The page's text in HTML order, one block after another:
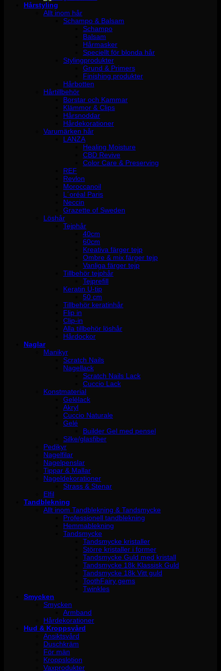
Hårstyling
Allt inom hår
Schampo & Balsam
Schampo
Balsam
Hårmasker
Speciellt för blonda hår
Stylingprodukter
Grund & Primers
Finishing produkter
Hårbotten
Hårtillbehör
Borstar och Kammar
Klämmor & Clips
Hårsnoddar
Hårdekorationer
Varumärken hår
LANZA
Healing Moisture
CBD Revive
Color Care & Preserving
REF
Revlon
Moroccanoil
L´oréal Paris
Neccin
Grazette of Sweden
Löshår
Tejphår
40cm
60cm
Kreativa färger tejp
Ombre & mix färger tejp
Vanliga färger tejp
Tillbehör tejphår
Tejprefill
Keratin U-tip
50 cm
Tillbehör keratinhår
Flip in
Clip-in
Alla tillbehör löshår
Hårdockor
Naglar
Manikyr
Scratch Nails
Nagellack
Scratch Nails Lack
Cuccio Lack
Konstmaterial
Gelélack
Akryl
Cuccio Naturale
Gelé
Builder Gel med pensel
Silke/glasfiber
Pedikyr
Nagelfilar
Nagelpenslar
Tippar & Mallar
Nageldekorationer
Strass & Stenar
Elfil
Tandblekning
Allt inom Tandblekning & Tandsmycke
Professionell tandblekning
Hemmablekning
Tandsmycke
Tandsmycke kristaller
Större kristaller i former
Tandsmycke Guld med kristall
Tandsmycke 18k Klassisk Guld
Tandsmycke 18k Vitt guld
ToothFairy gems
Twinkles
Smycken
Smycken
Armband
Hårdekorationer
Hud & Kroppsvård
Ansiktsvård
Duschkräm
För män
Kroppslotion
Vaxprodukter